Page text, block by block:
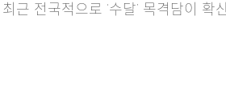
근 전국적으로 ‘수달’ 목격담이